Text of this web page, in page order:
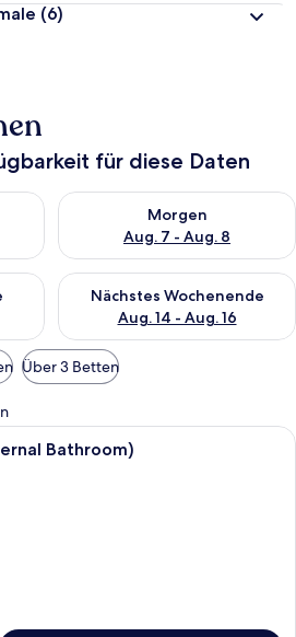
(6)
für diese Daten
für heute Nacht, Aug. 6 - Aug. 7.
Morgen
Aug. 7 - Aug. 8
Überprüfe die Verfügbarkeit
für dieses Wochenende, Aug. 7
Nächstes Wochenende
Aug. 14 - Aug. 16
Überprüfe die Verfügbarkeit
Über 3 Betten
Ein kleines Zimmer mit einem
Bathroom)